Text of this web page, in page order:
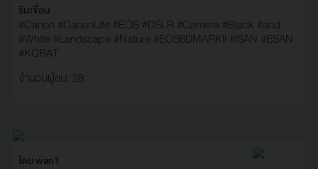
ริมเขื่อน
#Canon #CanonLife #EOS #DSLR #Camera #Black #and
#White #Landscape #Nature #EOS6DMARKII #ISAN #ESAN
#KORAT
จำนวนผู้ชม: 28
โดย wan1